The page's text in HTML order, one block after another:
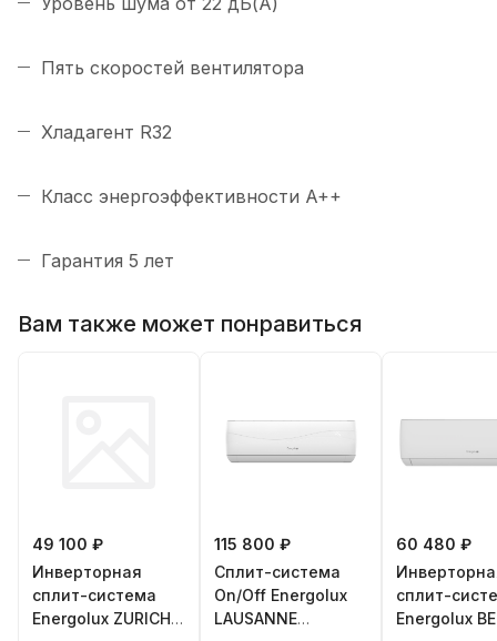
Пять скоростей вентилятора
Хладагент R32
Класс энергоэффективности A++
Гарантия 5 лет
Вам также может понравиться
49 100 ₽
Инверторная
сплит-система
Energolux ZURICH
115 800 ₽
Сплит-система
On/Off Energolux
LAUSANNE
60 480 ₽
сплит-
Energolux